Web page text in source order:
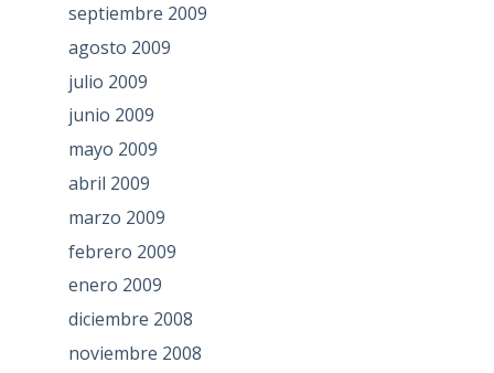
septiembre 2009
agosto 2009
julio 2009
junio 2009
mayo 2009
abril 2009
marzo 2009
febrero 2009
enero 2009
diciembre 2008
noviembre 2008